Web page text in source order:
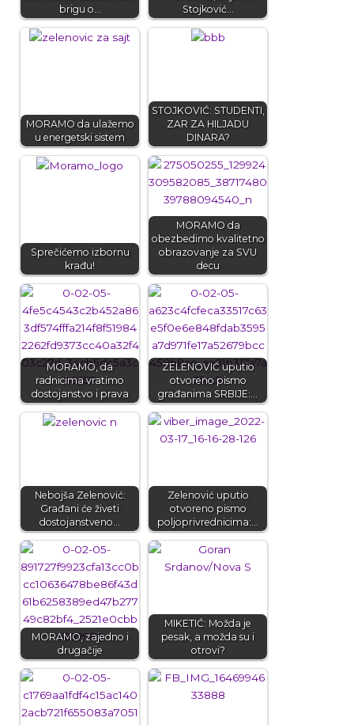
brigu o…
Stojković…
MORAMO da ulažemo
u energetski sistem
STOJKOVIĆ: STUDENTI,
ZAR ZA HILJADU
DINARA?
Sprečićemo izbornu
krađu!
MORAMO da
obezbedimo kvalitetno
obrazovanje za SVU
decu
MORAMO, da
radnicima vratimo
dostojanstvo i prava
ZELENOVIĆ uputio
otvoreno pismo
građanima SRBIJE:…
Nebojša Zelenović:
Građani će živeti
dostojanstveno…
Zelenović uputio
otvoreno pismo
poljoprivrednicima:…
MORAMO, zajedno i
drugačije
MIKETIĆ: Možda je
pesak, a možda su i
otrovi?